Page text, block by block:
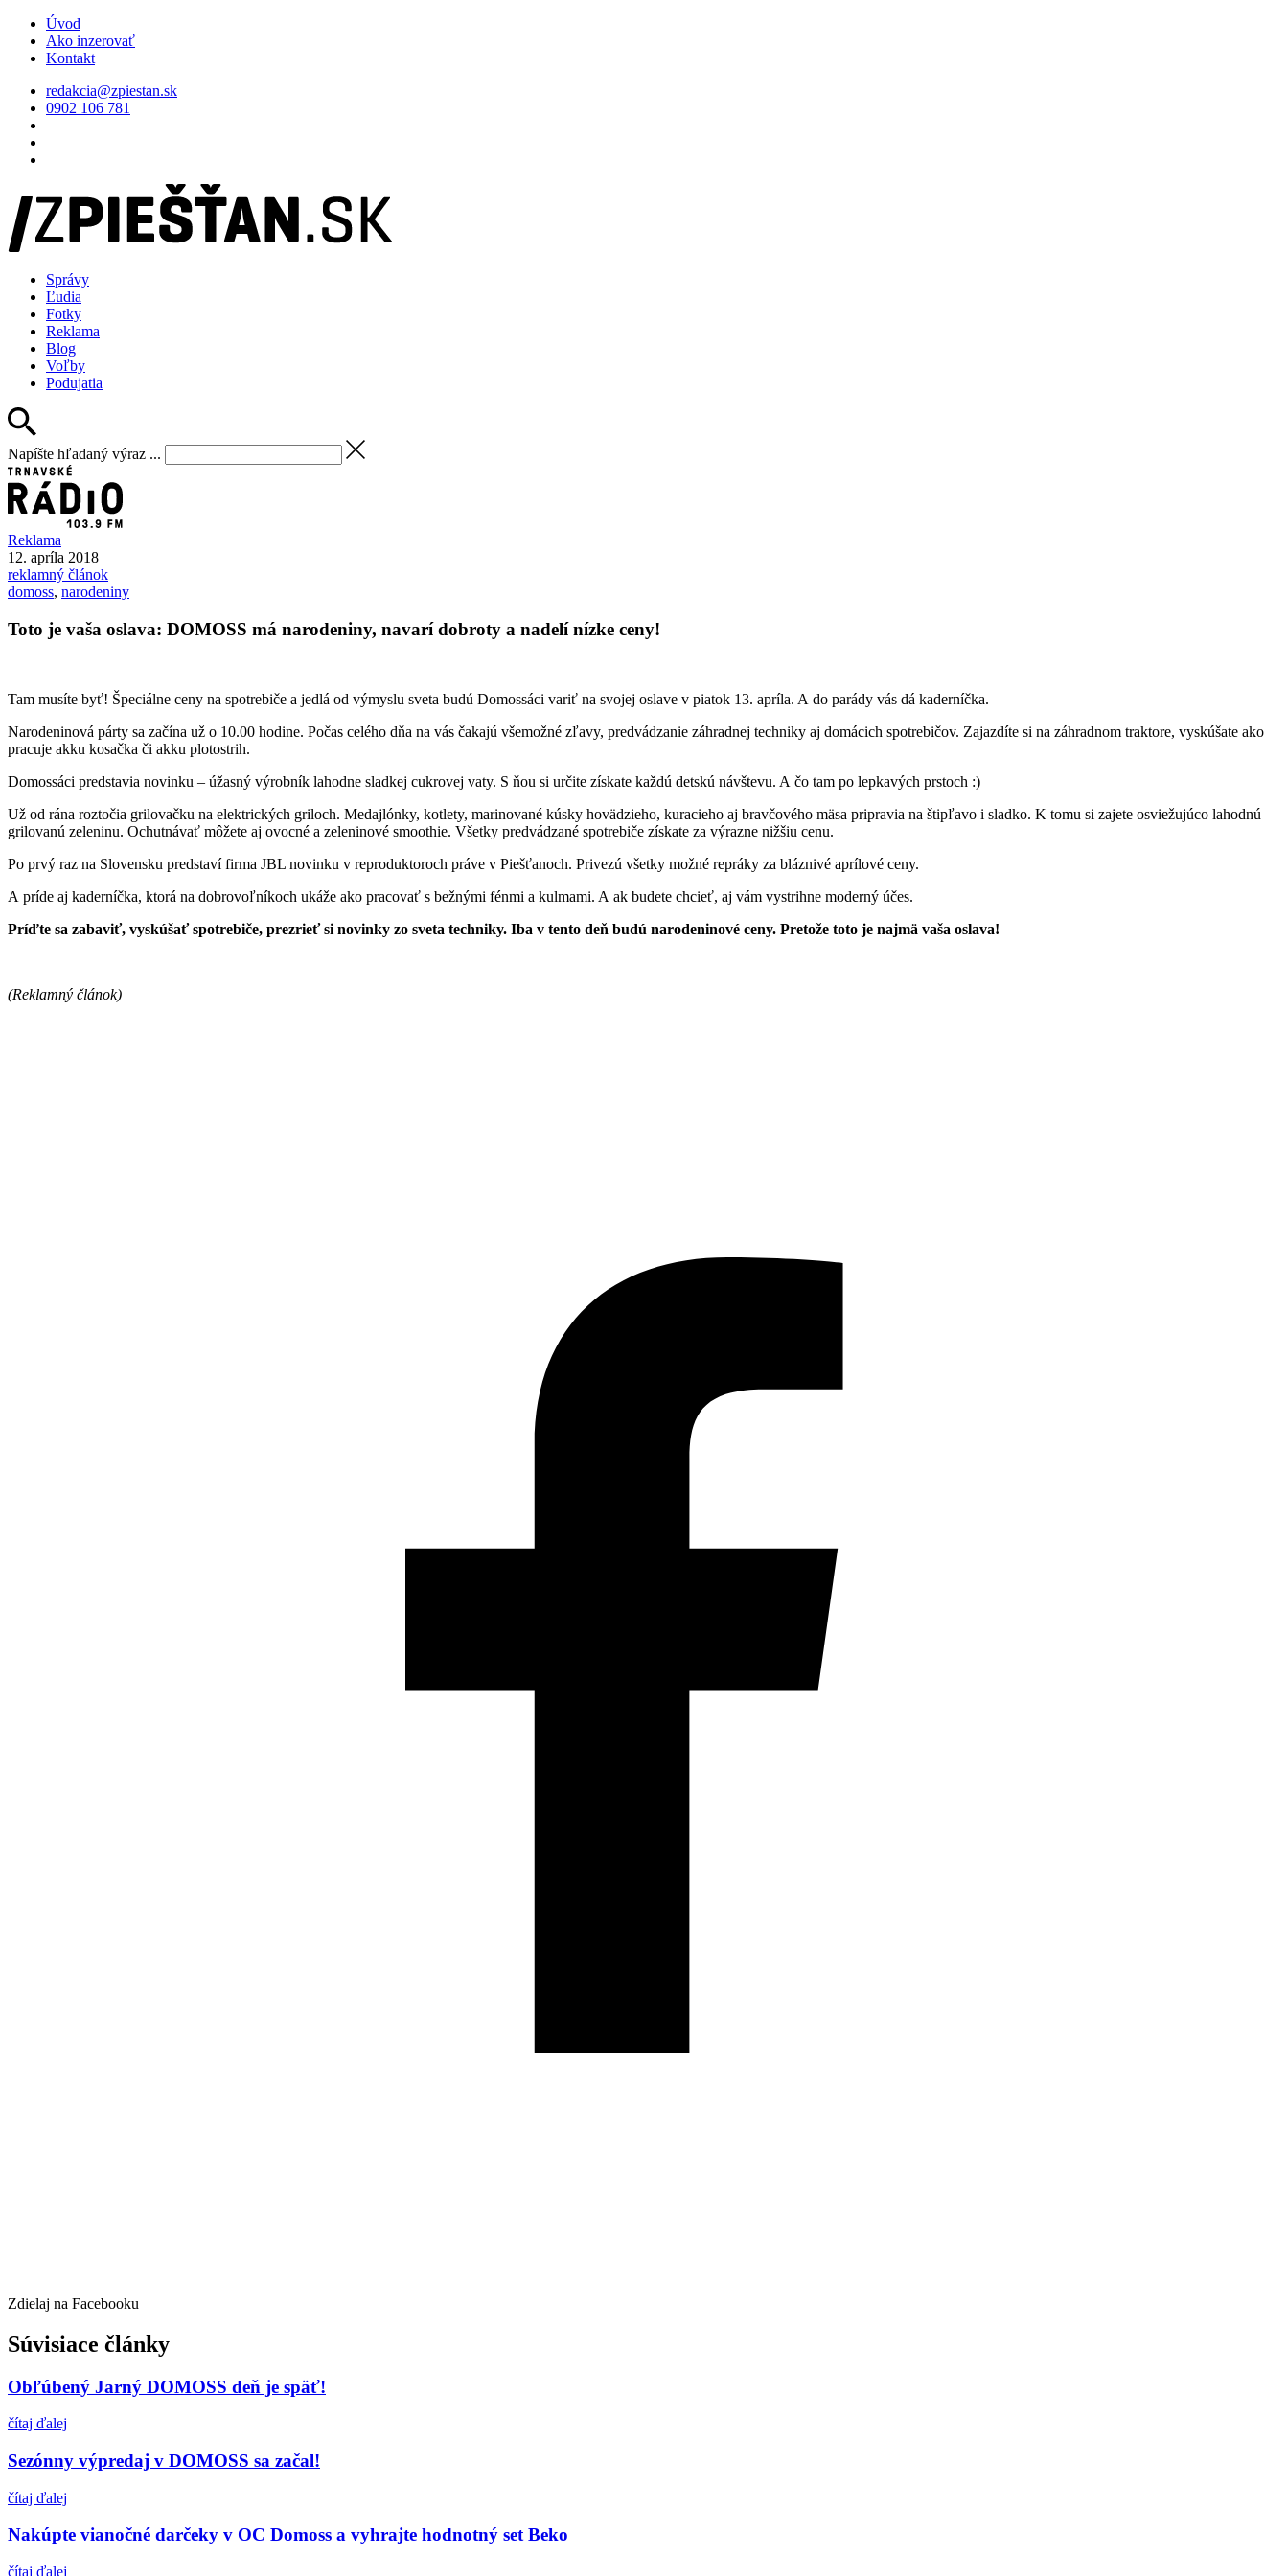
Úvod
Ako inzerovať
Kontakt
redakcia@zpiestan.sk
0902 106 781
Správy
Ľudia
Fotky
Reklama
Blog
Voľby
Podujatia
Napíšte hľadaný výraz ...
Reklama
12. apríla 2018
reklamný článok
domoss, narodeniny
Toto je vaša oslava: DOMOSS má narodeniny, navarí dobroty a nadelí nízke ceny!
Tam musíte byť! Špeciálne ceny na spotrebiče a jedlá od výmyslu sveta budú Domossáci variť na svojej oslave v piatok 13. apríla. A do parády vás dá kaderníčka.
Narodeninová párty sa začína už o 10.00 hodine. Počas celého dňa na vás čakajú všemožné zľavy, predvádzanie záhradnej techniky aj domácich spotrebičov. Zajazdíte si na záhradnom traktore, vyskúšate ako
pracuje akku kosačka či akku plotostrih.
Domossáci predstavia novinku – úžasný výrobník lahodne sladkej cukrovej vaty. S ňou si určite získate každú detskú návštevu. A čo tam po lepkavých prstoch :)
Už od rána roztočia grilovačku na elektrických griloch. Medajlónky, kotlety, marinované kúsky hovädzieho, kuracieho aj bravčového mäsa pripravia na štipľavo i sladko. K tomu si zajete osviežujúco lahodnú
grilovanú zeleninu. Ochutnávať môžete aj ovocné a zeleninové smoothie. Všetky predvádzané spotrebiče získate za výrazne nižšiu cenu.
Po prvý raz na Slovensku predstaví firma JBL novinku v reproduktoroch práve v Piešťanoch. Privezú všetky možné repráky za bláznivé aprílové ceny.
A príde aj kaderníčka, ktorá na dobrovoľníkoch ukáže ako pracovať s bežnými fénmi a kulmami. A ak budete chcieť, aj vám vystrihne moderný účes.
Príďte sa zabaviť, vyskúšať spotrebiče, prezrieť si novinky zo sveta techniky. Iba v tento deň budú narodeninové ceny. Pretože toto je najmä vaša oslava!
(Reklamný článok)
Zdielaj na Facebooku
Súvisiace články
Obľúbený Jarný DOMOSS deň je späť!
čítaj ďalej
Sezónny výpredaj v DOMOSS sa začal!
čítaj ďalej
Nakúpte vianočné darčeky v OC Domoss a vyhrajte hodnotný set Beko
čítaj ďalej